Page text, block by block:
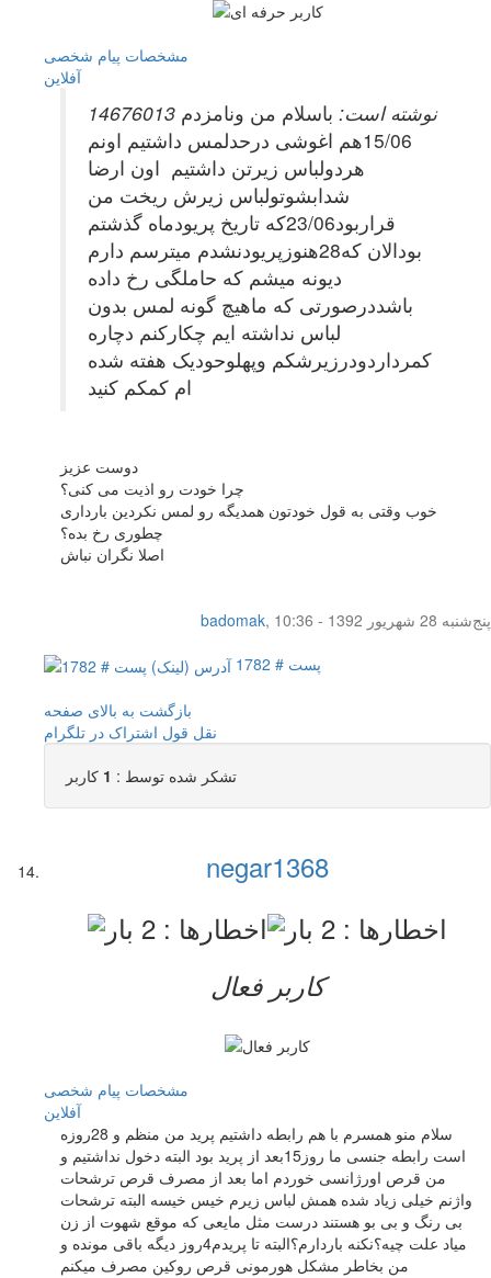
مشخصات پیام شخصی
آفلاين
14676013 نوشته است: باسلام من ونامزدم
15/06هم اغوشی درحدلمس داشتیم اونم
هردولباس زیرتن داشتیم اون ارضا
شدابشوتولباس زیرش ریخت من
قراربود23/06که تاریخ پریودماه گذشتم
بودالان که28هنوزپریودنشدم میترسم دارم
دیونه میشم که حاملگی رخ داده
باشددرصورتی که ماهیچ گونه لمس بدون
لباس نداشته ایم چکارکنم دچاره
کمرداردودرزیرشکم وپهلوحودیک هفته شده
ام کمکم کنید
دوست عزیز
چرا خودت رو اذیت می کنی؟
خوب وقتی به قول خودتون همدیگه رو لمس نکردین بارداری
چطوری رخ بده؟
اصلا نگران نباش
badomak,
پنج‌شنبه 28 شهریور 1392 - 10:36
پست # 1782
بازگشت به بالای صفحه
نقل قول اشتراک در تلگرام
تشکر شده توسط : 1 کاربر
negar1368
کاربر فعال
مشخصات پیام شخصی
آفلاين
سلام منو همسرم با هم رابطه داشتیم پرید من منظم و 28روزه
است رابطه جنسی ما روز15بعد از پرید بود البته دخول نداشتیم و
من قرص اورژانسی خوردم اما بعد از مصرف قرص ترشحات
واژنم خیلی زیاد شده همش لباس زیرم خیس خیسه البته ترشحات
بی رنگ و بی بو هستند درست مثل مایعی که موقع شهوت از زن
میاد علت چیه؟نکنه باردارم؟البته تا پریدم4روز دیگه باقی مونده و
من بخاطر مشکل هورمونی قرص روکین مصرف میکنم